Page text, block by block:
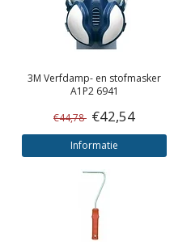
3M Verfdamp- en stofmasker
A1P2 6941
€44,78 €42,54
Informatie